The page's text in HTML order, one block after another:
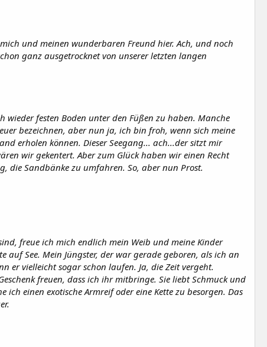
und meinen wunderbaren Freund hier. Ach, und noch
ganz ausgetrocknet von unserer letzten langen
wieder festen Boden unter den Füßen zu haben. Manche
bezeichnen, aber nun ja, ich bin froh, wenn sich meine
erholen können. Dieser Seegang... ach...der sitzt mir
wir gekentert. Aber zum Glück haben wir einen Recht
die Sandbänke zu umfahren. So, aber nun Prost.
freue ich mich endlich mein Weib und meine Kinder
auf See. Mein Jüngster, der war gerade geboren, als ich an
er vielleicht sogar schon laufen. Ja, die Zeit vergeht.
freuen, dass ich ihr mitbringe. Sie liebt Schmuck und
ich einen exotische Armreif oder eine Kette zu besorgen. Das